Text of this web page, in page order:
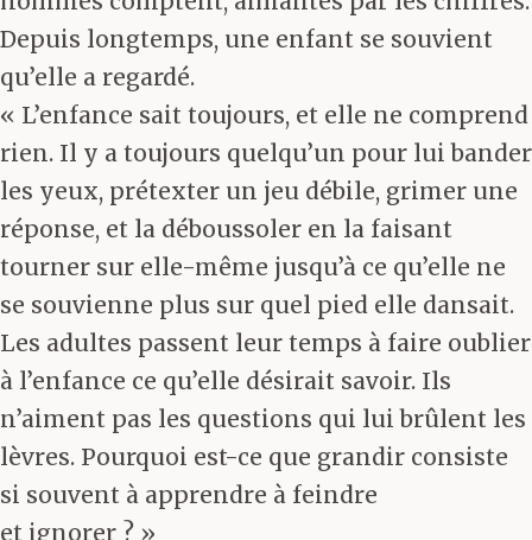
Depuis longtemps, une enfant se souvient
qu’elle a regardé.
« L’enfance sait toujours, et elle ne comprend
rien. Il y a toujours quelqu’un pour lui bander
les yeux, prétexter un jeu débile, grimer une
réponse, et la déboussoler en la faisant
tourner sur elle-même jusqu’à ce qu’elle ne
se souvienne plus sur quel pied elle dansait.
Les adultes passent leur temps à faire oublier
à l’enfance ce qu’elle désirait savoir. Ils
n’aiment pas les questions qui lui brûlent les
lèvres. Pourquoi est-ce que grandir consiste
si souvent à apprendre à feindre
et ignorer ? »